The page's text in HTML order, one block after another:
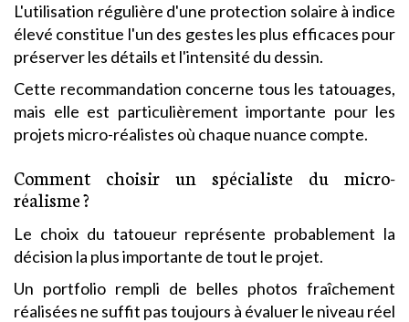
L'utilisation régulière d'une protection solaire à indice
élevé constitue l'un des gestes les plus efficaces pour
préserver les détails et l'intensité du dessin.
Cette recommandation concerne tous les tatouages,
mais elle est particulièrement importante pour les
projets micro-réalistes où chaque nuance compte.
Comment choisir un spécialiste du micro-
réalisme ?
Le choix du tatoueur représente probablement la
décision la plus importante de tout le projet.
Un portfolio rempli de belles photos fraîchement
réalisées ne suffit pas toujours à évaluer le niveau réel